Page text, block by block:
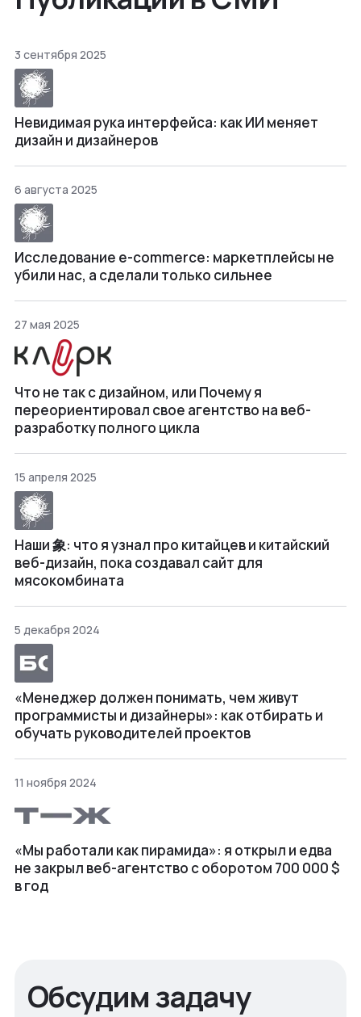
3 сентября 2025
Невидимая рука интерфейса: как ИИ меняет
дизайн и дизайнеров
6 августа 2025
Исследование e-commerce: маркетплейсы не
убили нас, а сделали только сильнее
27 мая 2025
Что не так с дизайном, или Почему я
переориентировал свое агентство на веб-
разработку полного цикла
15 апреля 2025
Наши 象: что я узнал про китайцев и китайский
веб-дизайн, пока создавал сайт для
мясокомбината
5 декабря 2024
«Менеджер должен понимать, чем живут
программисты и дизайнеры»: как отбирать и
обучать руководителей проектов
11 ноября 2024
«Мы работали как пирамида»: я открыл и едва
не закрыл веб⁠-⁠агентство с оборотом 700 000 $
в год
Обсудим задачу